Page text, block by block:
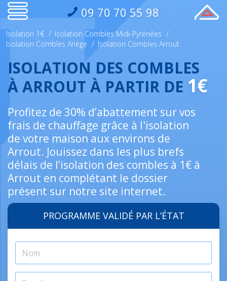
09 70 70 55 98
Isolation 1€ / Isolation Combles Midi-Pyrénées /
Isolation Combles Ariège / Isolation Combles Arrout
ISOLATION DES COMBLES
À ARROUT À PARTIR DE 1€
Profitez de 30% d’abattement sur vos
frais de chauffage grâce à l'isolation
de votre maison aux environs de
Arrout. Jouissez dans les plus brefs
délais de l’isolation des combles à 1€ à
Arrout en complétant le dossier
présent sur notre site internet.
PROGRAMME VALIDÉ PAR L’ÉTAT